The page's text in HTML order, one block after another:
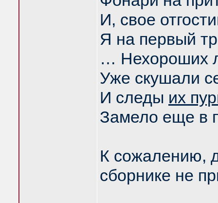
И, свое
Я на первый
… Нехороших
Уже скушали
И следы их
Замело еще в
К сожалению,
сборнике не